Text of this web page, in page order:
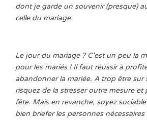
dont je garde un souvenir (presque)
celle du mariage.
Le jour du mariage ? C'est un peu la
pour les mariés ! Il faut réussir à
abandonner la mariée. A trop être sur
risquez de la stresser outre mesure et
fête. Mais en revanche, soyez
bien briefer les personnes